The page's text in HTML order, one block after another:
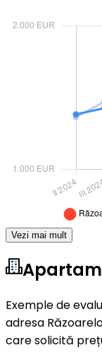
Vezi mai mult
Exemple de
adresa
care solicită